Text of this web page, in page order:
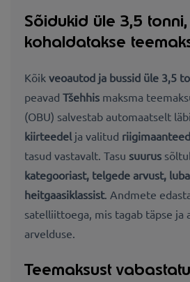
Sõidukid üle 3,5
kohaldatakse
Kõik veoautod ja bussid üle 3,5
peavad Tšehhis maksma
(OBU) salvestab automaatselt
kiirteedel ja valitud
tasud vastavalt. Tasu suurus
kategooriast, telgede arvust,
heitgaasiklassist. Andmete
satelliittoega, mis tagab täpse ja
arvelduse.
Teemaksust